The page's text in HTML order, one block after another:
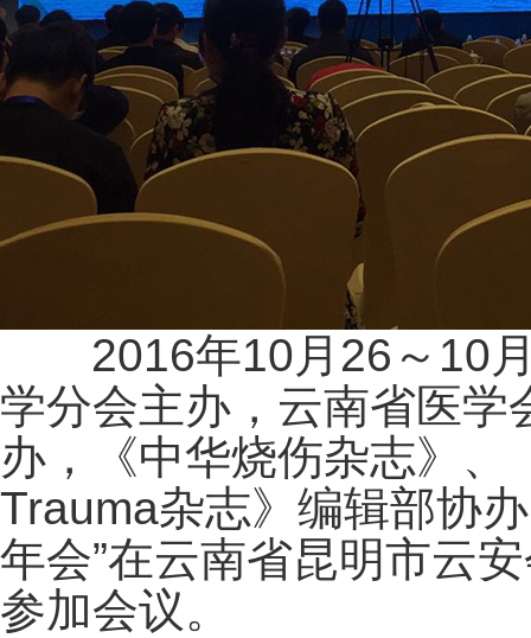
2016年10月26～10月
学分会主办，云南省医学
办，《中华烧伤杂志》
Trauma杂志》编辑部协
年会”在云南省昆明市云
参加会议。